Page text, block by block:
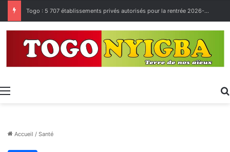
Made in Togo 2026 : un bilan positif qui prépare le terrain pour la Foire Internationale de Lomé
Menu
Accueil / Santé